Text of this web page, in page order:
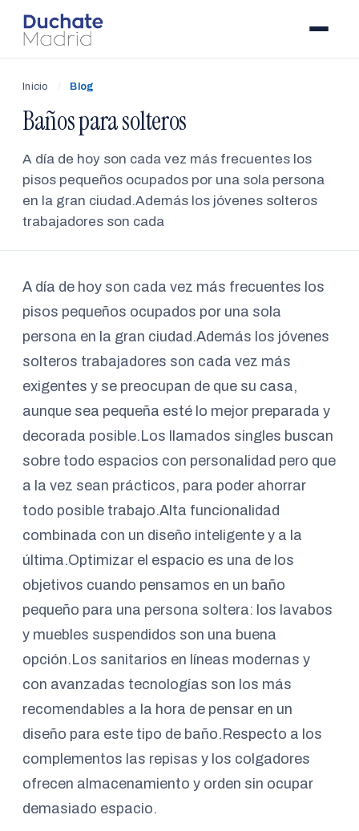
Inicio / Blog
Baños para solteros
A día de hoy son cada vez más frecuentes los
pisos pequeños ocupados por una sola persona
en la gran ciudad.Además los jóvenes solteros
trabajadores son cada
A día de hoy son cada vez más frecuentes los
pisos pequeños ocupados por una sola
persona en la gran ciudad.Además los jóvenes
solteros trabajadores son cada vez más
exigentes y se preocupan de que su casa,
aunque sea pequeña esté lo mejor preparada y
decorada posible.Los llamados singles buscan
sobre todo espacios con personalidad pero que
a la vez sean prácticos, para poder ahorrar
todo posible trabajo.Alta funcionalidad
combinada con un diseño inteligente y a la
última.Optimizar el espacio es una de los
objetivos cuando pensamos en un baño
pequeño para una persona soltera: los lavabos
y muebles suspendidos son una buena
opción.Los sanitarios en líneas modernas y
con avanzadas tecnologías son los más
recomendables a la hora de pensar en un
diseño para este tipo de baño.Respecto a los
complementos las repisas y los colgadores
ofrecen almacenamiento y orden sin ocupar
demasiado espacio.